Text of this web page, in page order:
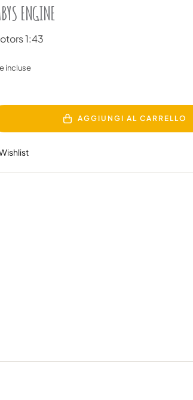
ENGINE
1:43
incluse
AGGIUNGI AL CARRELLO